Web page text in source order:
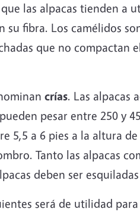
las alpacas tienden a
fibra. Los camélidos
que no compactan
crías. Las alpacas
pesar entre 250 y
5,5 a 6 pies a la altura de
Tanto las alpacas
deben ser
será de utilidad